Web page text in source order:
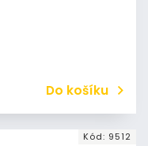
Do košíku
Kód: 9512